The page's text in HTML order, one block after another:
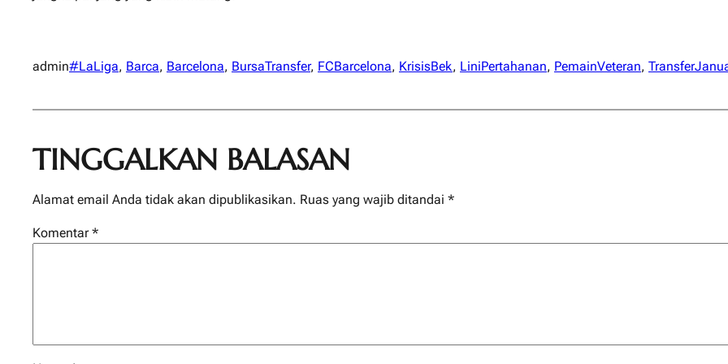
admin#LaLiga, Barca, Barcelona, BursaTransfer, FCBarcelona, KrisisBek, LiniPertahanan, PemainVeteran,
TINGGALKAN BALASAN
Alamat email Anda tidak akan dipublikasikan. Ruas yang wajib ditandai *
Komentar*